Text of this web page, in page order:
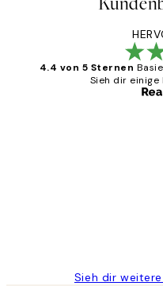
4.4 von 5 Sternen
Sieh dir einige
Sieh dir